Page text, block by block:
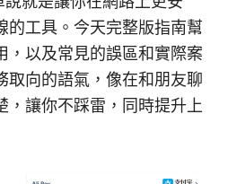
的工具。今天完整版指南幫
，以及常見的誤區和實際案
取向的語氣，像在和朋友聊
，讓你不踩雷，同時提升上